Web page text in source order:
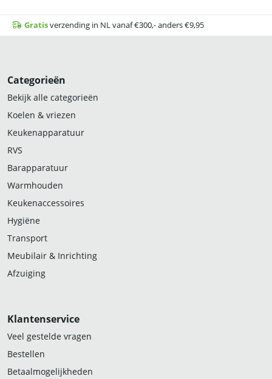
Gratisverzending in NL vanaf €300,- anders €9,95
Categorieën
Bekijk alle categorieën
Koelen & vriezen
Keukenapparatuur
RVS
Barapparatuur
Warmhouden
Keukenaccessoires
Hygiëne
Transport
Meubilair & Inrichting
Afzuiging
Klantenservice
Veel gestelde vragen
Bestellen
Betaalmogelijkheden